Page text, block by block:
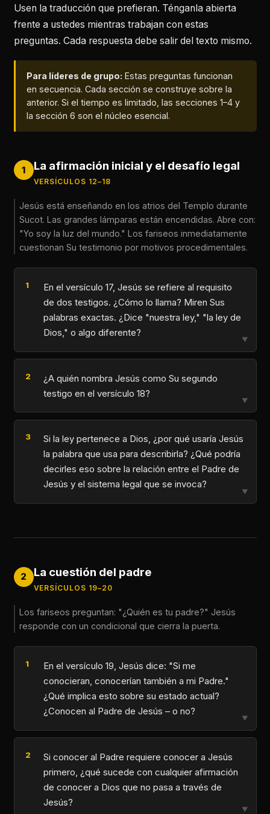
Usen la traducción que prefieran. Ténganla abierta
frente a ustedes mientras trabajan con estas
preguntas. Cada respuesta debe salir del texto mismo.
Para líderes de grupo: Estas preguntas funcionan
en secuencia. Cada sección se construye sobre la
anterior. Si el tiempo es limitado, las secciones 1–4 y
la sección 6 son el núcleo esencial.
1 La afirmación inicial y el desafío legal
VERSÍCULOS 12–18
Jesús está enseñando en los atrios del Templo durante
Sucot. Las grandes lámparas están encendidas. Abre con:
"Yo soy la luz del mundo." Los fariseos inmediatamente
cuestionan Su testimonio por motivos procedimentales.
En el versículo 17, Jesús se refiere al requisito
de dos testigos. ¿Cómo lo llama? Miren Sus
palabras exactas. ¿Dice "nuestra ley," "la ley de
Dios," o algo diferente?
▼
¿A quién nombra Jesús como Su segundo
testigo en el versículo 18?
▼
Si la ley pertenece a Dios, ¿por qué usaría Jesús
la palabra que usa para describirla? ¿Qué podría
decirles eso sobre la relación entre el Padre de
Jesús y el sistema legal que se invoca?
▼
2 La cuestión del padre
VERSÍCULOS 19–20
Los fariseos preguntan: "¿Quién es tu padre?" Jesús
responde con un condicional que cierra la puerta.
En el versículo 19, Jesús dice: "Si me
conocieran, conocerían también a mi Padre."
¿Qué implica esto sobre su estado actual?
¿Conocen al Padre de Jesús – o no?
▼
Si conocer al Padre requiere conocer a Jesús
primero, ¿qué sucede con cualquier afirmación
de conocer a Dios que no pasa a través de
Jesús?
▼